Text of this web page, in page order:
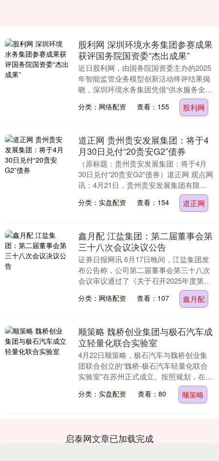
股利网 深圳环境水务集团参赛成果
获评国务院国资委“杰出成果”
近日股利网，由国务院国资委主办的2025
年智能监管业务模型创新活动终评结果揭
晓，深圳环境水务集团凭借“供水服务全流
程监管模型”的出色表现在421家单位报送
的77....
分类：网络配资 查看：155 股利网
道正网 贵州贵安发展集团：将于4
月30日兑付“20贵安G2”债券
（原标题：贵州贵安发展集团：将于4月
30日兑付“20贵安G2”债券）道正网 观点网
讯：4月21日，贵州贵安发展集团有限公
司（以下简称贵安发展）发布公告，宣布
其公....
分类：实盘配资 查看：154 道正网
鑫月配 江盐集团：第二届董事会第
三十八次会议决议公告
证券日报网讯 6月17日晚间，江盐集团发
布公告称，公司第二届董事会第三十八次
会议审议通过了《关于召开2025年度第一
次临时股东大会的议案》等多项议案。....
分类：网络配资 查看：107 鑫月配
顺策略 魏桥创业集团与极石汽车成
立轻量化联合实验室
4月22日顺策略，极石汽车与魏桥创业集
团联合创立的“魏桥-极石汽车轻量化联合
实验室”在苏州正式成立。按照规划，在双
方的合力研发下，下一代产品的车身铝材
料占比将提....
分类：实盘配资 查看：80 顺策略
启泰网文章已加载完成